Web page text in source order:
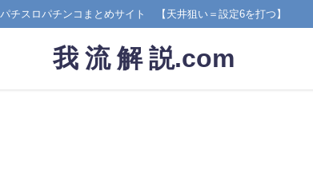
パチスロパチンコまとめサイト 【天井狙い＝設定6を打つ】
我 流 解 説.com